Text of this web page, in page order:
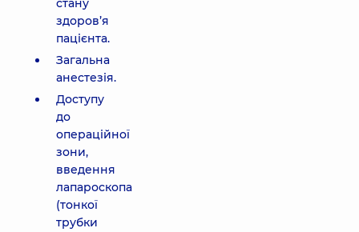
стану
здоров’я
пацієнта.
Загальна
анестезія.
Доступу
до
операційної
зони,
введення
лапароскопа
(тонкої
трубки